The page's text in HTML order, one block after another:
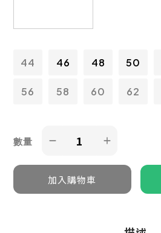
44 46 48 50
56 58 60 62
數量